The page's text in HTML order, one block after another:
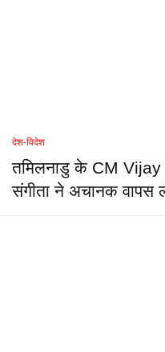
देश-विदेश
तमिलनाडु के CM Vijay
संगीता ने अचानक वापस